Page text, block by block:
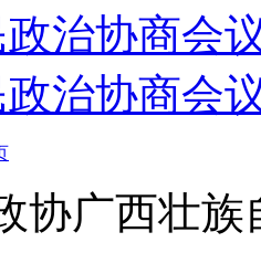
治协商会
治协商会
协广西壮